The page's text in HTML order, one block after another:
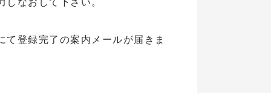
登録完了の案内メールが届きま